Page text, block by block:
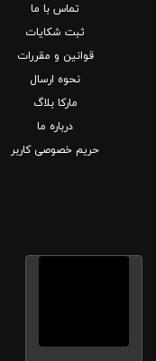
تماس با ما
ثبت شکایات
قوانین و مقررات
نحوه ارسال
مارکا بلاگ
درباره ما
حریم خصوصی کاربر